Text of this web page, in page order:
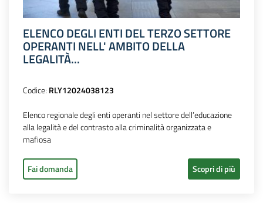
ELENCO DEGLI ENTI DEL TERZO SETTORE
OPERANTI NELL' AMBITO DELLA
LEGALITÀ...
Codice: RLY12024038123
Elenco regionale degli enti operanti nel settore dell’educazione
alla legalità e del contrasto alla criminalità organizzata e
mafiosa
Fai domanda Scopri di più